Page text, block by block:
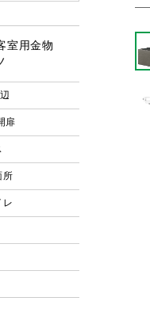
室用金物
扉
所
レ